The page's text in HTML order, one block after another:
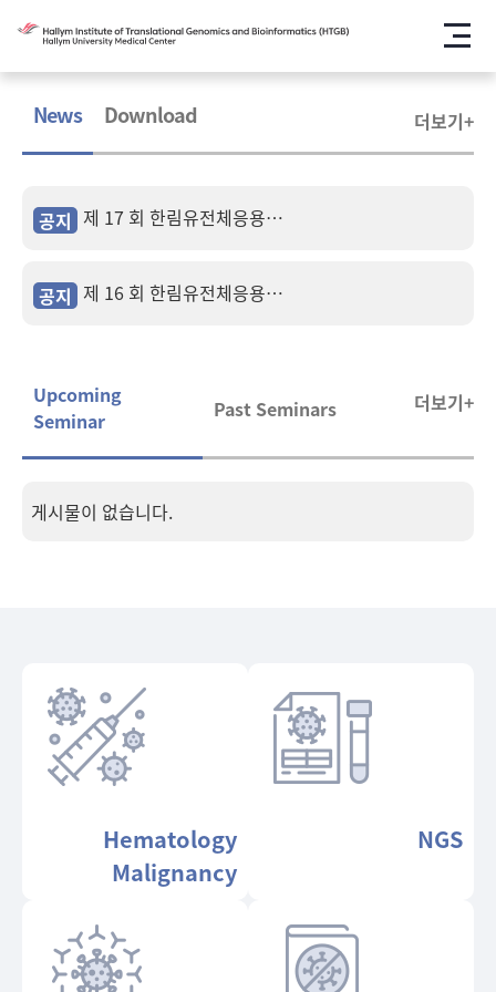
메뉴
News Download 더보기+
공지 제 17 회 한림유전체응용연구소 연구세미나 안내
공지 제 16 회 한림유전체응용연구소 연구세미나 안내
Upcoming
Seminar
Past Seminars 더보기+
게시물이 없습니다.
Hematology
Malignancy
NGS